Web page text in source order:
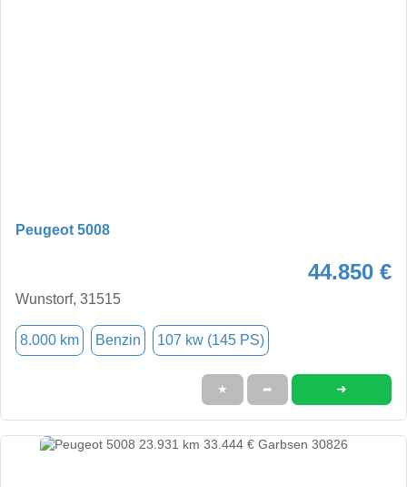
Peugeot 5008
44.850 €
Wunstorf, 31515
8.000 km Benzin 107 kw (145 PS)
★ ➦ ➜